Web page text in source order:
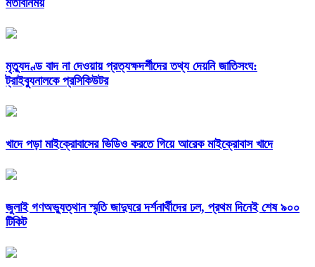
মতবিনিময়
মৃত্যুদণ্ড বাদ না দেওয়ায় প্রত্যক্ষদর্শীদের তথ্য দেয়নি জাতিসংঘ:
ট্রাইব্যুনালকে প্রসিকিউটর
খাদে পড়া মাইক্রোবাসের ভিডিও করতে গিয়ে আরেক মাইক্রোবাস খাদে
জুলাই গণঅভ্যুত্থান স্মৃতি জাদুঘরে দর্শনার্থীদের ঢল, প্রথম দিনেই শেষ ৯০০
টিকিট